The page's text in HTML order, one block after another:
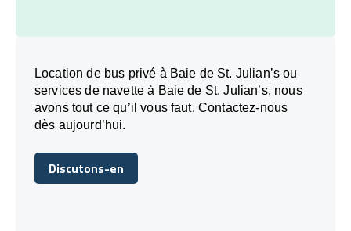
Location de bus privé à Baie de St. Julian’s ou
services de navette à Baie de St. Julian’s, nous
avons tout ce qu’il vous faut. Contactez-nous
dès aujourd’hui.
Discutons-en
Discutons-en